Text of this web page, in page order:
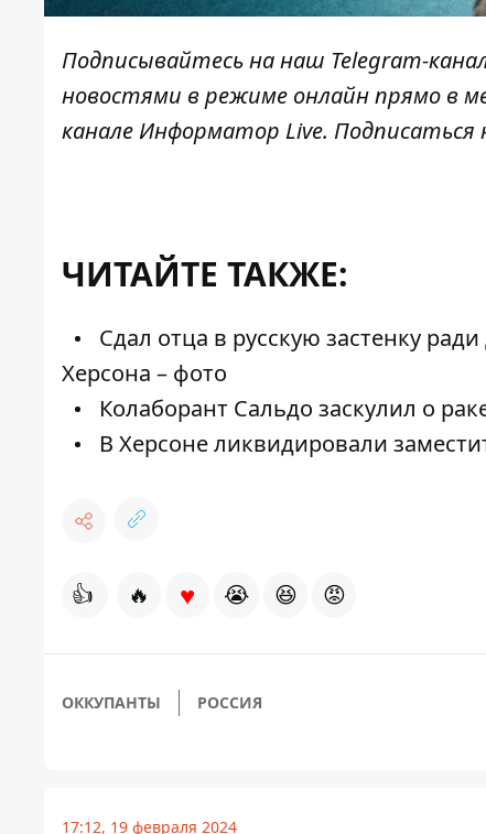
Подписывайтесь на наш Telegram-
новостями в режиме онлайн прямо в
канале Информатор Live. Подписаться
ЧИТАЙТЕ ТАКЖЕ:
Сдал отца в русскую застенку
Херсона – фото
Колаборант Сальдо заскулил о
В Херсоне ликвидировали
👍 🔥 ♥ 😭 😆 😡
ОККУПАНТЫ РОССИЯ
17:12, 19 февраля 2024